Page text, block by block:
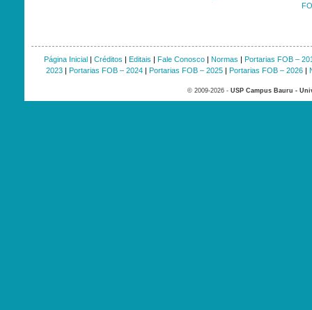
Página Inicial| Créditos | Editais | Fale Conosco| Normas | Portarias FOB –
2023| Portarias FOB – 2024| Portarias FOB – 2025| Portarias FOB – 2026|
© 2009-2026 - USP Campus Bauru -